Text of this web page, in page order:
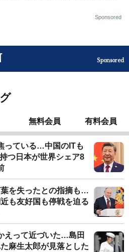
Sponsored
Sponsored
無料会員 有料会員
っている…中国のITも
つ日本が世界シェア8
を失ったとの指摘も…
も友好国も停戦を迫る
えって近づいた…島田
麻生太郎が見落とした